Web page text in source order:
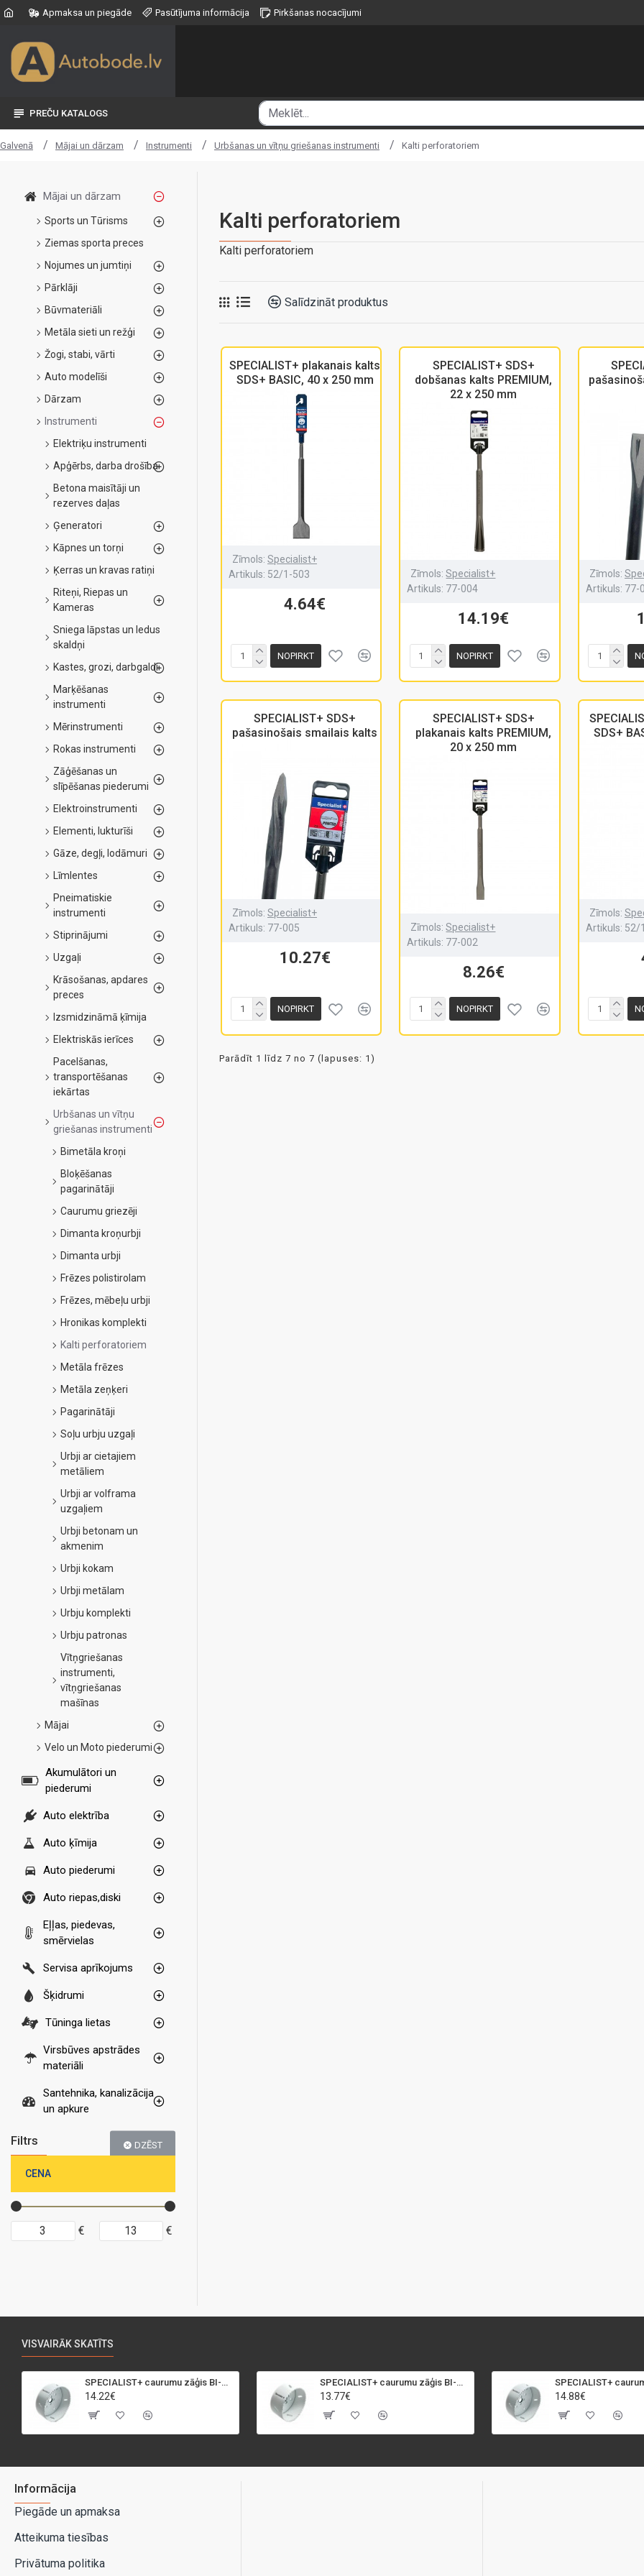
Apmaksa un piegāde Pasūtījuma informācija Pirkšanas nocacījumi
PREČU KATALOGS
Galvenā Mājai un dārzam Instrumenti Urbšanas un vītņu griešanas instrumenti Kalti perforatoriem
Mājai un dārzam
Sports un Tūrisms
Ziemas sporta preces
Nojumes un jumtiņi
Pārklāji
Būvmateriāli
Metāla sieti un režģi
Žogi, stabi, vārti
Auto modelīši
Dārzam
Instrumenti
Elektriķu instrumenti
Apģērbs, darba drošība
Betona maisītāji un
rezerves daļas
Ģeneratori
Kāpnes un torņi
Ķerras un kravas ratiņi
Riteņi, Riepas un
Kameras
Sniega lāpstas un ledus
skaldņi
Kastes, grozi, darbgaldi
Marķēšanas
instrumenti
Mērinstrumenti
Rokas instrumenti
Zāģēšanas un
slīpēšanas piederumi
Elektroinstrumenti
Elementi, lukturīši
Gāze, degļi, lodāmuri
Līmlentes
Pneimatiskie
instrumenti
Stiprinājumi
Uzgaļi
Krāsošanas, apdares
preces
Izsmidzināmā ķīmija
Elektriskās ierīces
Pacelšanas,
transportēšanas
iekārtas
Urbšanas un vītņu
griešanas instrumenti
Bimetāla kroņi
Bloķēšanas
pagarinātāji
Caurumu griezēji
Dimanta kroņurbji
Dimanta urbji
Frēzes polistirolam
Frēzes, mēbeļu urbji
Hronikas komplekti
Kalti perforatoriem
Metāla frēzes
Metāla zeņķeri
Pagarinātāji
Soļu urbju uzgaļi
Urbji ar cietajiem
metāliem
Urbji ar volframa
uzgaļiem
Urbji betonam un
akmenim
Urbji kokam
Urbji metālam
Urbju komplekti
Urbju patronas
Vītņgriešanas
instrumenti,
vītņgriešanas
mašīnas
Mājai
Velo un Moto piederumi
Akumulātori un
piederumi
Auto elektrība
Auto ķīmija
Auto piederumi
Auto riepas,diski
Eļļas, piedevas,
smērvielas
Servisa aprīkojums
Šķidrumi
Tūninga lietas
Virsbūves apstrādes
materiāli
Santehnika, kanalizācija
un apkure
Filtrs DZĒST
CENA
€ €
Kalti perforatoriem
Kalti perforatoriem
Salīdzināt produktus
SPECIALIST+ plakanais kalts
SDS+ BASIC, 40 x 250 mm
Zīmols: Specialist+
Artikuls: 52/1-503
4.64€
NOPIRKT
SPECIALIST+ SDS+
dobšanas kalts PREMIUM,
22 x 250 mm
Zīmols: Specialist+
Artikuls: 77-004
14.19€
NOPIRKT
Zīmols:
Artikuls: 77-
SPECIALIST+ SDS+
pašasinošais smailais kalts
Zīmols: Specialist+
Artikuls: 77-005
10.27€
NOPIRKT
SPECIALIST+ SDS+
plakanais kalts PREMIUM,
20 x 250 mm
Zīmols: Specialist+
Artikuls: 77-002
8.26€
NOPIRKT
SDS+
Zīmols:
Artikuls: 52/
Parādīt 1 līdz 7 no 7 (lapuses: 1)
VISVAIRĀK SKATĪTS
SPECIALIST+ caurumu zāģis BI-METAL, 95 mm
14.22€
SPECIALIST+ caurumu zāģis BI-METAL, 92 mm
13.77€ 14.88€
Informācija
Piegāde un apmaksa
Atteikuma tiesības
Privātuma politika